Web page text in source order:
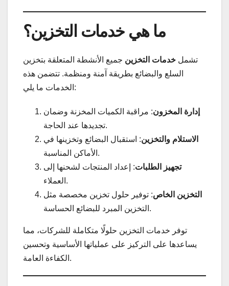
ما هي خدمات التخزين؟
تشمل خدمات التخزين جميع الأنشطة المتعلقة بتخزين
السلع والبضائع بطريقة آمنة ومنظمة. تتضمن هذه
الخدمات ما يلي:
إدارة المخزون: مراقبة الكميات المخزنة وضمان
تجديدها عند الحاجة.
الاستلام والتخزين: استقبال البضائع وتخزينها في
الأماكن المناسبة.
تجهيز الطلبات: إعداد المنتجات لشحنها إلى
العملاء.
التخزين الخاص: توفير حلول تخزين مخصصة مثل
التخزين المبرد للبضائع الحساسة.
توفر خدمات التخزين حلولًا متكاملة للشركات، مما
يساعدها على التركيز على عملياتها الأساسية وتحسين
الكفاءة العامة.